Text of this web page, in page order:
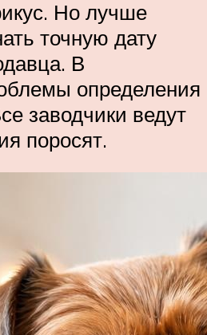
Но лучше
точную дату
В
определения
заводчики ведут
поросят.